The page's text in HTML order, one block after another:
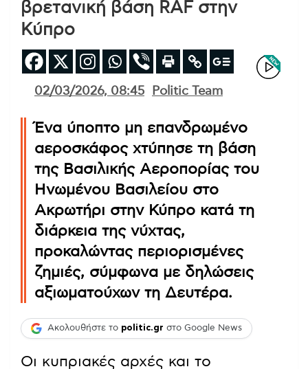
βρετανική βάση RAF στην
Κύπρο
02/03/2026, 08:45 Politic Team
Ένα ύποπτο μη επανδρωμένο
αεροσκάφος χτύπησε τη βάση
της Βασιλικής Αεροπορίας του
Ηνωμένου Βασιλείου στο
Ακρωτήρι στην Κύπρο κατά τη
διάρκεια της νύχτας,
προκαλώντας περιορισμένες
ζημιές, σύμφωνα με δηλώσεις
αξιωματούχων τη Δευτέρα.
Ακολουθήστε το politic.gr στο Google News
Οι κυπριακές αρχές και το